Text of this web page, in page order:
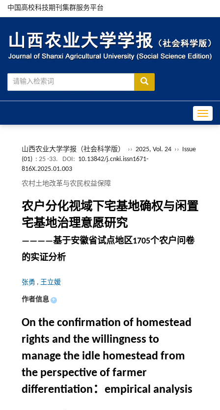
中国高校科技期刊集群服务平台
山西农业大学学报（社会科学版） ›› 2025, Vol. 24 ›› Issue
(01) : 25 -33. DOI: 10.13842/j.cnki.issn1671-
816X.2025.01.003
农村土地改革与农民权益保障
农户分化视域下宅基地确权与闲置
宅基地治理意愿研究
————基于安徽省试点地区1705个农户问卷
的实证分析
张勇 , 王立媛
作者信息 +
On the confirmation of homestead
rights and the willingness to
manage the idle homestead from
the perspective of farmer
differentiation：empirical analysis